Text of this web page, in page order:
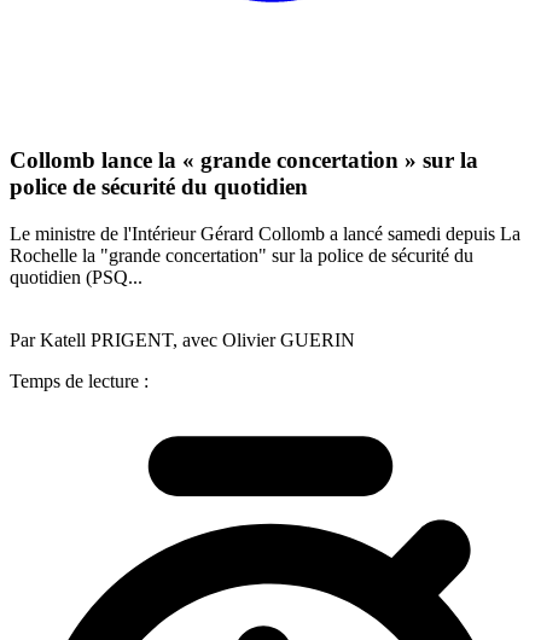
Collomb lance la « grande concertation » sur la
police de sécurité du quotidien
Le ministre de l'Intérieur Gérard Collomb a lancé samedi depuis La
Rochelle la "grande concertation" sur la police de sécurité du
quotidien (PSQ...
Par Katell PRIGENT, avec Olivier GUERIN
Temps de lecture :